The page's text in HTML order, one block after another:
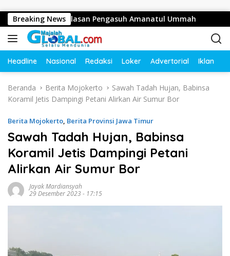
Breaking News
Ini Alasan Pengasuh Amanatul Ummah Bupati
Headline Nasional Redaksi Loker Advertorial Iklan
Beranda Berita Mojokerto
Sawah Tadah Hujan, Babinsa
Koramil Jetis Dampingi Petani Alirkan Air Sumur Bor
Berita Mojokerto, Berita Provinsi Jawa Timur
Sawah Tadah Hujan, Babinsa
Koramil Jetis Dampingi Petani
Alirkan Air Sumur Bor
Jayak Mardiansyah
29 Desember 2023 - 17:15